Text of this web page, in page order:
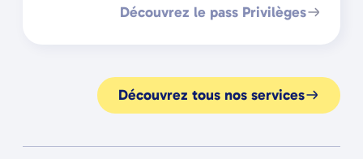
Découvrez le pass Privilèges
Découvrez tous nos services